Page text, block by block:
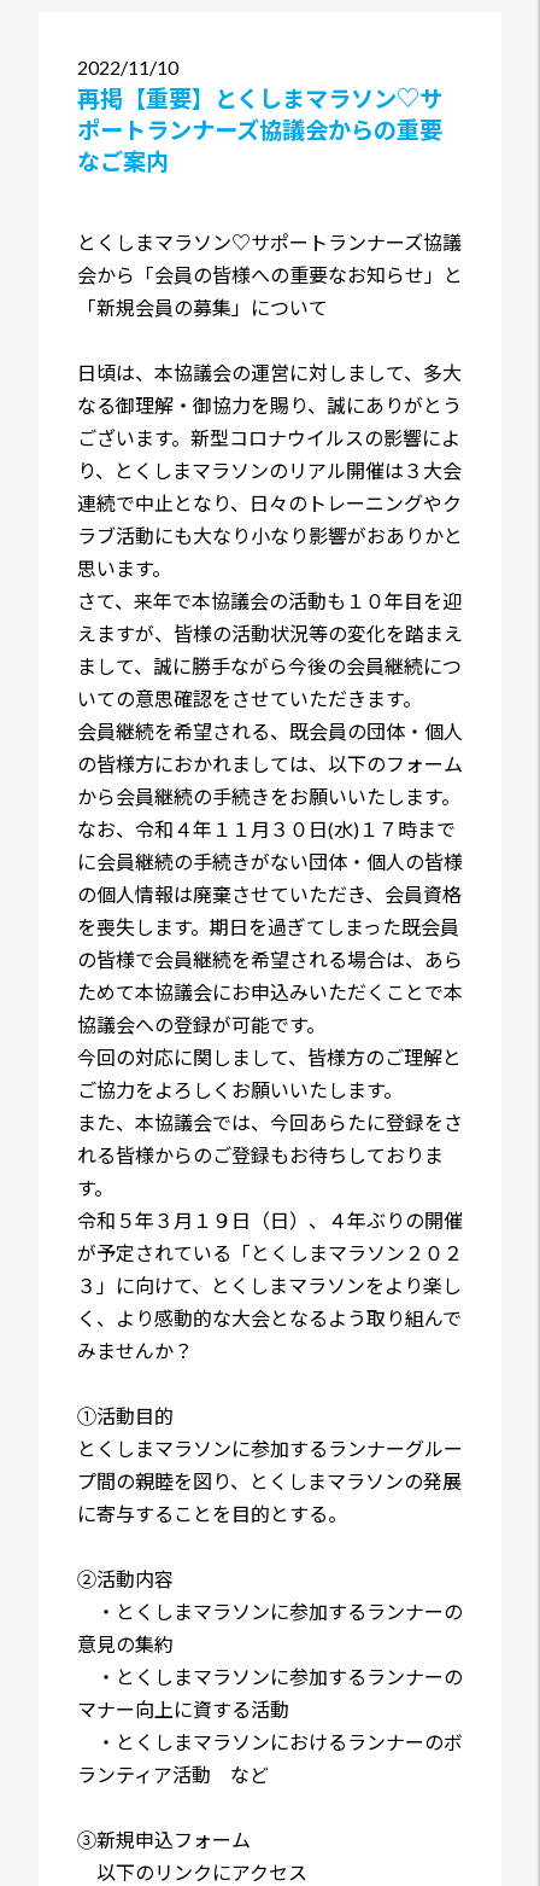
2022 11/10
再掲【重要】とくしまマラソン♡サ
ポートランナーズ協議会からの重要
なご案内
とくしまマラソン♡サポートランナーズ協議
会から「会員の皆様への重要なお知らせ」と
「新規会員の募集」について
日頃は、本協議会の運営に対しまして、多大
なる御理解・御協力を賜り、誠にありがとう
ございます。新型コロナウイルスの影響によ
り、とくしまマラソンのリアル開催は３大会
連続で中止となり、日々のトレーニングやク
ラブ活動にも大なり小なり影響がおありかと
思います。
さて、来年で本協議会の活動も１０年目を迎
えますが、皆様の活動状況等の変化を踏まえ
まして、誠に勝手ながら今後の会員継続につ
いての意思確認をさせていただきます。
会員継続を希望される、既会員の団体・個人
の皆様方におかれましては、以下のフォーム
から会員継続の手続きをお願いいたします。
なお、令和４年１１月３０日(水)１７時まで
に会員継続の手続きがない団体・個人の皆様
の個人情報は廃棄させていただき、会員資格
を喪失します。期日を過ぎてしまった既会員
の皆様で会員継続を希望される場合は、あら
ためて本協議会にお申込みいただくことで本
協議会への登録が可能です。
今回の対応に関しまして、皆様方のご理解と
ご協力をよろしくお願いいたします。
また、本協議会では、今回あらたに登録をさ
れる皆様からのご登録もお待ちしておりま
す。
令和５年３月１９日（日）、４年ぶりの開催
が予定されている「とくしまマラソン２０２
３」に向けて、とくしまマラソンをより楽し
く、より感動的な大会となるよう取り組んで
みませんか？
①活動目的
とくしまマラソンに参加するランナーグルー
プ間の親睦を図り、とくしまマラソンの発展
に寄与することを目的とする。
②活動内容
・とくしまマラソンに参加するランナーの
意見の集約
・とくしまマラソンに参加するランナーの
マナー向上に資する活動
・とくしまマラソンにおけるランナーのボ
ランティア活動 など
③新規申込フォーム
以下のリンクにアクセス